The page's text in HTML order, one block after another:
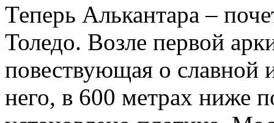
Теперь Алькантара –
Толедо. Возле первой
повествующая о славной
него, в 600 метрах ниже